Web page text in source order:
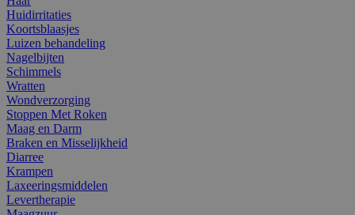
Huidirritaties
Koortsblaasjes
Luizen behandeling
Nagelbijten
Schimmels
Wratten
Wondverzorging
Stoppen Met Roken
Maag en Darm
Braken en Misselijkheid
Diarree
Krampen
Laxeeringsmiddelen
Levertherapie